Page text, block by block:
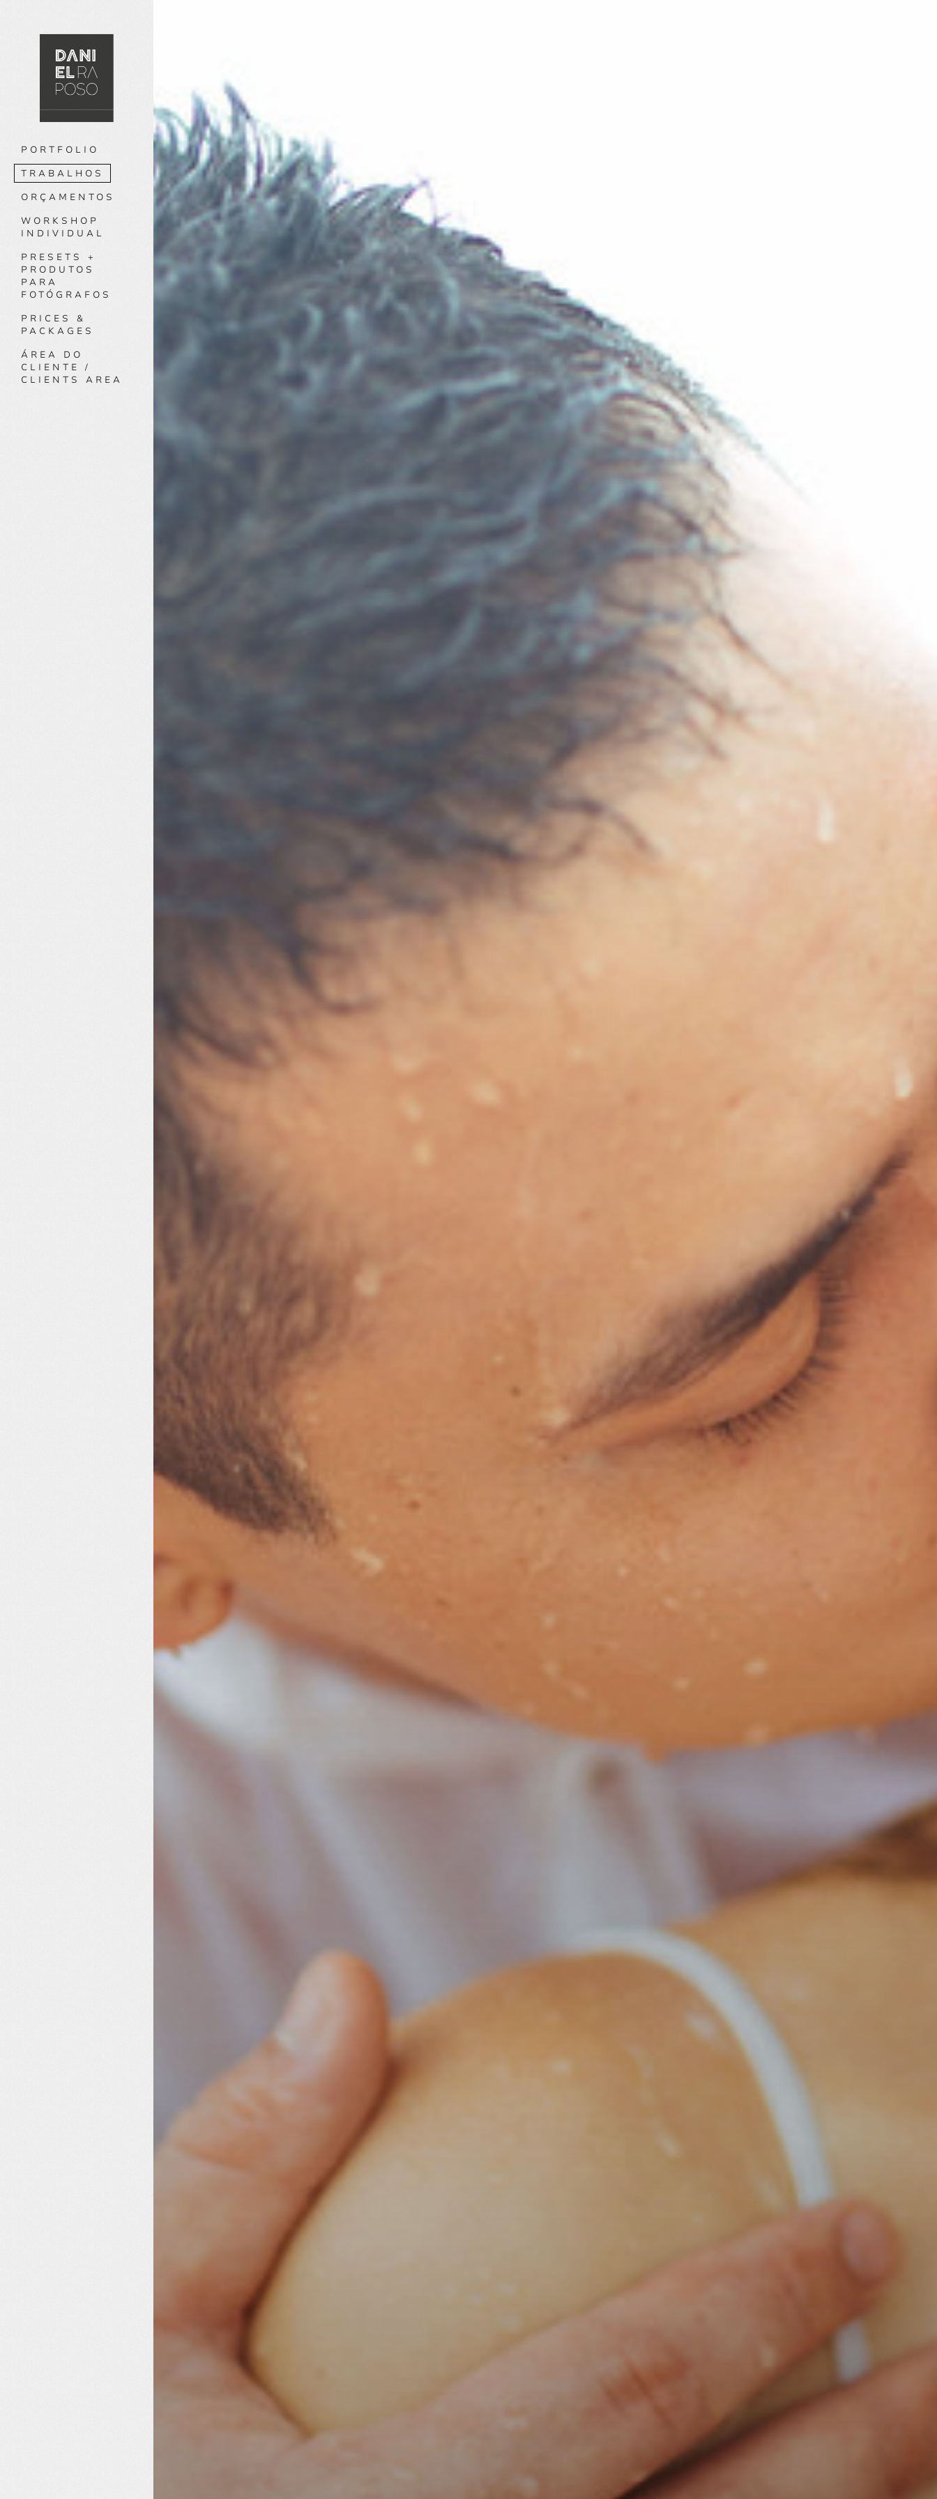
PORTFOLIO
TRABALHOS
ORÇAMENTOS
WORKSHOP
INDIVIDUAL
PRESETS +
PRODUTOS
PARA
FOTÓGRAFOS
PRICES &
PACKAGES
ÁREA DO
CLIENTE /
CLIENTS AREA